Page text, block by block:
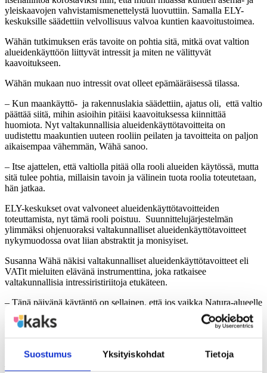
Suostumus Yksityiskohdat Tietoja
yleiskaavojen vahvistamismenettelystä luovuttiin. Samalla ELY-
keskuksille säädettiin velvollisuus valvoa kuntien kaavoitustoimea.
Wähän tutkimuksen eräs tavoite on pohtia sitä, mitkä ovat valtion
alueidenkäyttöön liittyvät intressit ja miten ne välittyvät
kaavoitukseen.
Wähän mukaan nuo intressit ovat olleet epämääräisessä tilassa.
– Kun maankäyttö- ja rakennuslakia säädettiin, ajatus oli, että valtio
päättää siitä, mihin asioihin pitäisi kaavoituksessa kiinnittää
huomiota. Nyt valtakunnallisia alueidenkäyttötavoitteita on
uudistettu maakuntien uuteen rooliin peilaten ja tavoitteita on paljon
aikaisempaa vähemmän, Wähä sanoo.
– Itse ajattelen, että valtiolla pitää olla rooli alueiden käytössä, mutta
sitä tulee pohtia, millaisin tavoin ja välinein tuota roolia toteutetaan,
hän jatkaa.
ELY-keskukset ovat valvoneet alueidenkäyttötavoitteiden
toteuttamista, nyt tämä rooli poistuu. Suunnittelujärjestelmän
ylimmäksi ohjenuoraksi valtakunnalliset alueidenkäyttötavoitteet
nykymuodossa ovat liian abstraktit ja monisyiset.
Susanna Wähä näkisi valtakunnalliset alueidenkäyttötavoitteet eli
VATit mieluiten elävänä instrumenttina, joka ratkaisee
valtakunnallisia intressiristiriitoja etukäteen.
– Tänä päivänä käytäntö on sellainen, että jos vaikka Natura-alueelle
halutaan kaivos, neuvottelut ja kaavan laatiminen voi alkaa
ruohonjuuritasolta kunnanisien kanssa siitä huolimatta, että